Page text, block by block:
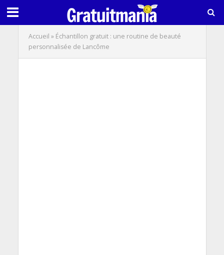
Accueil » Échantillon gratuit : une routine de beauté
personnalisée de Lancôme